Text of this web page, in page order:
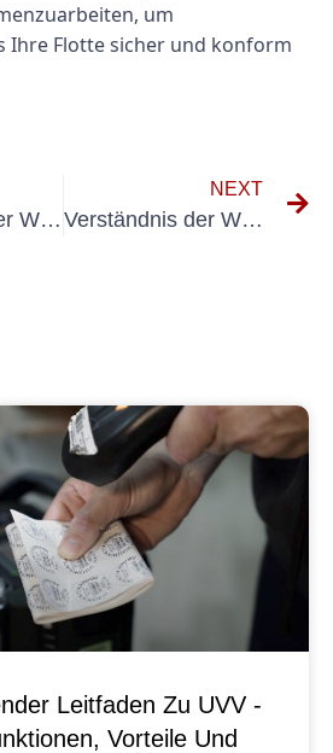
um
Ihre Flotte sicher und konform
Verständnis der Wichtigkeit von UVV mehrfung für Forstseilwinden
NEXT
Verständnis der Wichtigkeit von UVV mehrfung für DienstWagen in Deutschland
Leitfaden Zu UVV -
Vorteile Und